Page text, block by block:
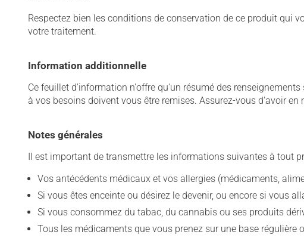
Respectez bien les conditions de conservation de ce produit qui
votre traitement.
Information additionnelle
Ce feuillet d'information n'offre qu'un résumé des
à vos besoins doivent vous être remises. Assurez-vous d'avoir
Notes générales
Il est important de transmettre les informations suivantes à tout
Vos antécédents médicaux et vos allergies (médicaments,
Si vous êtes enceinte ou désirez le devenir, ou encore si vous
Si vous consommez du tabac, du cannabis ou ses produits
Tous les médicaments que vous prenez sur une base